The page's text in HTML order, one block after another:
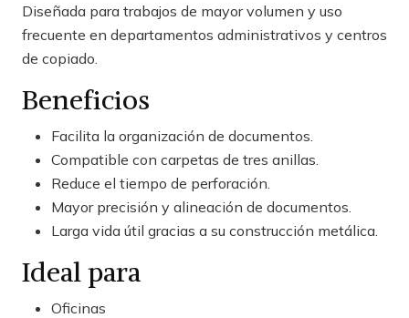
Diseñada para trabajos de mayor volumen y uso
frecuente en departamentos administrativos y centros
de copiado.
Beneficios
Facilita la organización de documentos.
Compatible con carpetas de tres anillas.
Reduce el tiempo de perforación.
Mayor precisión y alineación de documentos.
Larga vida útil gracias a su construcción metálica.
Ideal para
Oficinas